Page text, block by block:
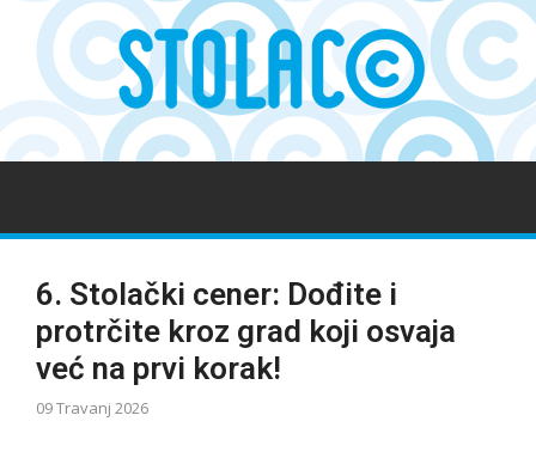
6. Stolački cener: Dođite i
protrčite kroz grad koji osvaja
već na prvi korak!
09 Travanj 2026